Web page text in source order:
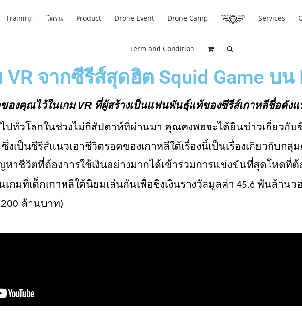
Training โดรน Product Drone Event Drone Camp Services
Term and Condition
VR จากซีรีส์สุดฮิต Squid Game บน
องคุณไว้ในเกม VR ที่ผู้สร้างเป็นแฟนพันธุ์แท้ของซีรีส์เกาหลีชื่อดังแ
ปทั่วโลกในช่วงไม่กี่สัปดาห์ที่ผ่านมา คุณคงพอจะได้ยินข่าวเกี่ยวกั
ซึ่งเป็นซีรีส์แนวเอาชีวิตรอดของเกาหลีใต้เรื่องนี้เป็นเรื่องเกี่ยวกับ
าชีวิตที่ต้องการใช้เงินอย่างมากได้เข้าร่วมการแข่งขันที่สุดโหดที่
เกมที่เด็กเกาหลีใต้นิยมเล่นกันเพื่อชิงเงินรางวัลมูลค่า 45.6 พันล้านว
ล้านบาท)